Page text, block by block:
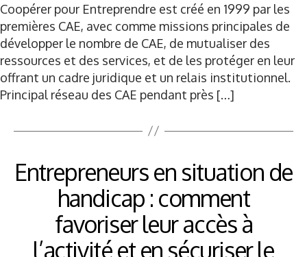
Coopérer pour Entreprendre est créé en 1999 par les
premières CAE, avec comme missions principales de
développer le nombre de CAE, de mutualiser des
ressources et des services, et de les protéger en leur
offrant un cadre juridique et un relais institutionnel.
Principal réseau des CAE pendant près […]
Entrepreneurs en situation de
handicap : comment
favoriser leur accès à
l’activité et en sécuriser le